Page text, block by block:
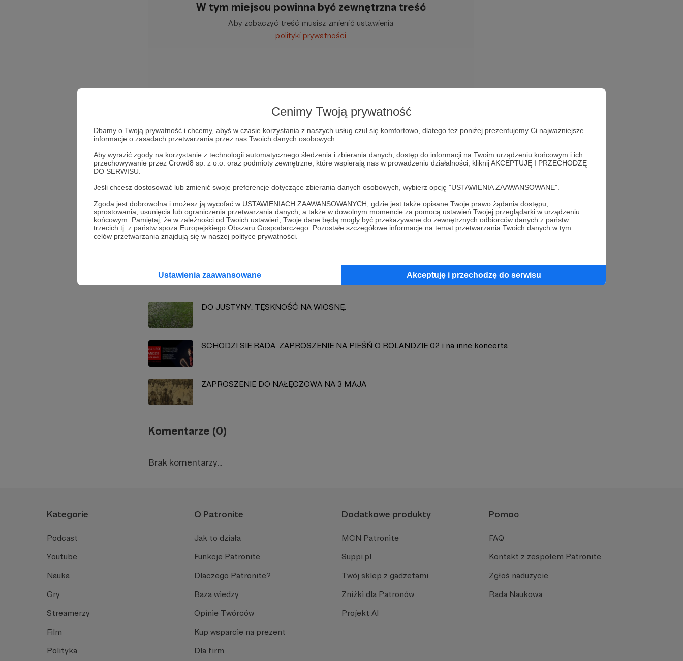
Cenimy Twoją prywatność
Dbamy o Twoją prywatność i chcemy, abyś w czasie korzystania z naszych usług czuł się komfortowo, dlatego też poniżej prezentujemy Ci najważniejsze
informacje o zasadach przetwarzania przez nas Twoich danych osobowych.
Aby wyrazić zgody na korzystanie z technologii automatycznego śledzenia i zbierania danych, dostęp do informacji na Twoim urządzeniu końcowym i ich
przechowywanie przez Crowd8 sp. z o.o. oraz podmioty zewnętrzne, które wspierają nas w prowadzeniu działalności, kliknij AKCEPTUJĘ I PRZECHODZĘ
DO SERWISU.
Jeśli chcesz dostosować lub zmienić swoje preferencje dotyczące zbierania danych osobowych, wybierz opcję "USTAWIENIA ZAAWANSOWANE".
Zgoda jest dobrowolna i możesz ją wycofać w USTAWIENIACH ZAAWANSOWANYCH, gdzie jest także opisane Twoje prawo żądania dostępu,
sprostowania, usunięcia lub ograniczenia przetwarzania danych, a także w dowolnym momencie za pomocą ustawień Twojej przeglądarki w urządzeniu
końcowym. Pamiętaj, że w zależności od Twoich ustawień, Twoje dane będą mogły być przekazywane do zewnętrznych odbiorców danych z państw
trzecich tj. z państw spoza Europejskiego Obszaru Gospodarczego. Pozostałe szczegółowe informacje na temat przetwarzania Twoich danych w tym
celów przetwarzania znajdują się w naszej polityce prywatności.
Ustawienia zaawansowane Akceptuję i przechodzę do serwisu
W tym miejscu powinna być zewnętrzna treść
Aby zobaczyć treść musisz zmienić ustawienia
polityki prywatności
Jacek Korabita Kowalski Zobacz profil autora
Zobacz również
DO JUSTYNY. TĘSKNOŚĆ NA WIOSNĘ.
SCHODZI SIE RADA. ZAPROSZENIE NA PIEŚŃ O ROLANDZIE 02 i na inne koncerta
ZAPROSZENIE DO NAŁĘCZOWA NA 3 MAJA
Komentarze (0)
Brak komentarzy...
Kategorie
Podcast
Youtube
Nauka
Gry
Streamerzy
Film
Polityka
O Patronite
Jak to działa
Funkcje Patronite
Dlaczego Patronite?
Baza wiedzy
Opinie Twórców
Kup wsparcie na prezent
Dla firm
Dodatkowe produkty
MCN Patronite
Suppi.pl
Twój sklep z gadżetami
Zniżki dla Patronów
Projekt AI
Pomoc
FAQ
Kontakt z zespołem Patronite
Zgłoś nadużycie
Rada Naukowa